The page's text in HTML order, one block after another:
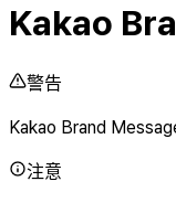
Kakao
警告
Kakao Brand
注意